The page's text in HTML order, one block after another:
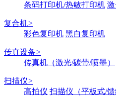
条码打印机/热敏打印机
复合机>
彩色复印机 黑白复印机
传真设备>
传真机（激光/碳带/喷墨）
扫描仪>
高拍仪 扫描仪（平板式/馈